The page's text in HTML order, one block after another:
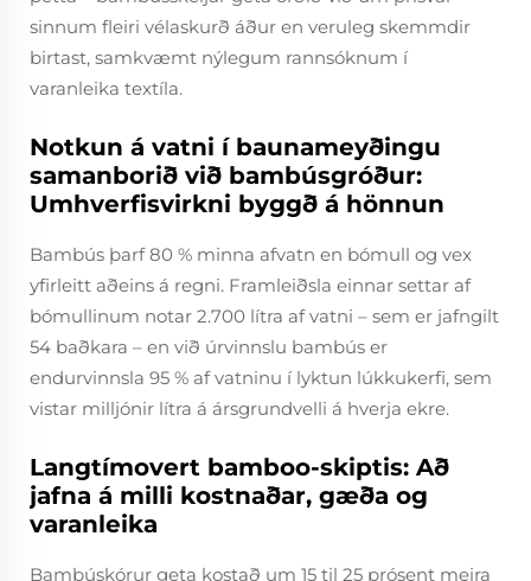
sinnum fleiri vélaskurð áður en veruleg skemmdir
birtast, samkvæmt nýlegum rannsóknum í
varanleika textíla.
Notkun á vatni í baunameyðingu
samanborið við bambúsgróður:
Umhverfisvirkni byggð á hönnun
Bambús þarf 80 % minna afvatn en bómull og vex
yfirleitt aðeins á regni. Framleiðsla einnar settar af
bómullinum notar 2.700 lítra af vatni – sem er jafngilt
54 baðkara – en við úrvinnslu bambús er
endurvinnsla 95 % af vatninu í lyktun lúkkukerfi, sem
vistar milljónir lítra á ársgrundvelli á hverja ekre.
Langtímovert bamboo-skiptis: Að
jafna á milli kostnaðar, gæða og
varanleika
Bambúskórur geta kostað um 15 til 25 prósent meira